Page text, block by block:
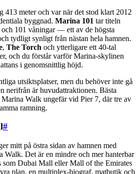
413 meter och var när det stod klart 2012
byggnad. Marina 101 tar titeln
och 101 våningar — ett av de högsta
tydligt synligt från nästan hela hamnen.
, The Torch och ytterligare ett 40-tal
och du förstår varför Marina-skylinen
i genomsnittlig höjd.
utsiktsplatser, men du behöver inte gå
nerifrån är huvudattraktionen. Bästa
Walk ungefär vid Pier 7, där tre av
ramning.
#
mitt på östra sidan av hamnen med
Walk. Det är en mindre och mer hanterbar
som Dubai Mall eller Mall of the Emirates
plan, en multiplex-biograf, matbutik och